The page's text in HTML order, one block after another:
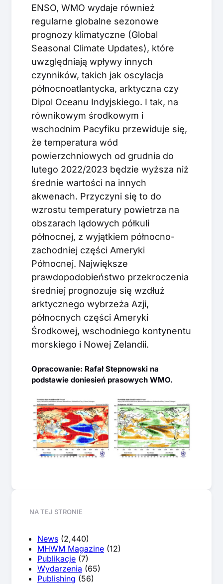
ENSO, WMO wydaje również
regularne globalne sezonowe
prognozy klimatyczne (Global
Seasonal Climate Updates), które
uwzględniają wpływy innych
czynników, takich jak oscylacja
północnoatlantycka, arktyczna czy
Dipol Oceanu Indyjskiego. I tak, na
równikowym środkowym i
wschodnim Pacyfiku przewiduje się,
że temperatura wód
powierzchniowych od grudnia do
lutego 2022/2023 będzie wyższa niż
średnie wartości na innych
akwenach. Przyczyni się to do
wzrostu temperatury powietrza na
obszarach lądowych półkuli
północnej, z wyjątkiem północno-
zachodniej części Ameryki
Północnej. Największe
prawdopodobieństwo przekroczenia
średniej prognozuje się wzdłuż
arktycznego wybrzeża Azji,
północnych części Ameryki
Środkowej, wschodniego kontynentu
morskiego i Nowej Zelandii.
Opracowanie: Rafał Stepnowski na
podstawie doniesień prasowych WMO.
NA TEJ STRONIE
News (2,440)
MHWM Magazine (12)
Publikacje (7)
Wydarzenia (65)
Publishing (56)